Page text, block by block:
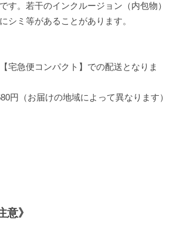
す。若干のインクルージョン（内包物）
シミ等があることがあります。
宅急便コンパクト】での配送となりま
円（お届けの地域によって異なります）
意》